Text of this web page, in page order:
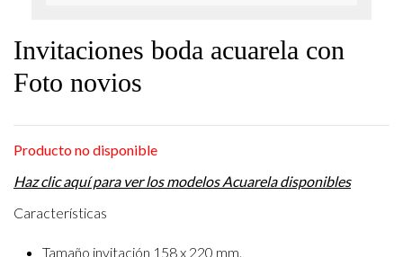
Invitaciones boda acuarela con
Foto novios
Producto no disponible
Haz clic aquí para ver los modelos Acuarela disponibles
Características
Tamaño invitación 158 x 220 mm.